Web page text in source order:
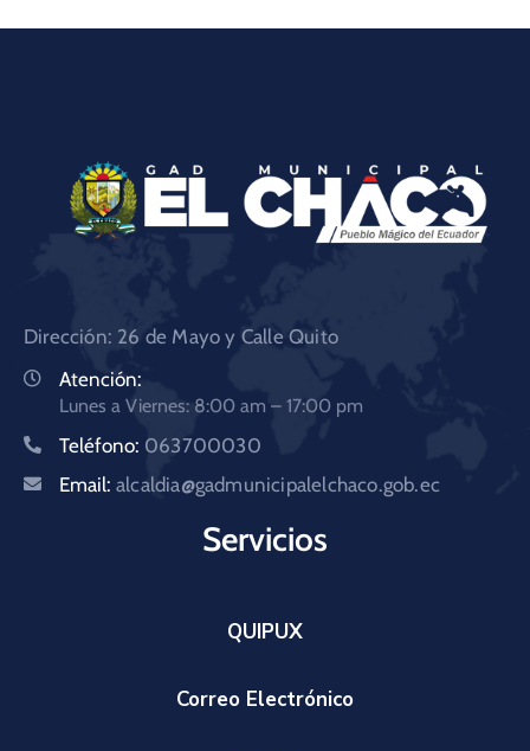
Dirección: 26 de Mayo y Calle Quito
Atención:
Lunes a Viernes: 8:00 am – 17:00 pm
Teléfono: 063700030
Email: alcaldia@gadmunicipalelchaco.gob.ec
Servicios
QUIPUX
Correo Electrónico